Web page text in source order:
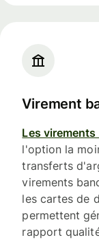
Virement
Les
l'option la
transferts
virements
les cartes de
permettent
rapport